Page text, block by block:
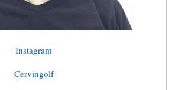
Instagram
Cervingolf